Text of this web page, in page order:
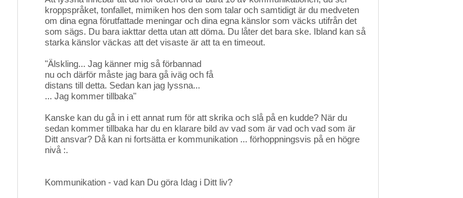
kroppspråket, tonfallet, mimiken hos den som talar och samtidigt är du medveten
om dina egna förutfattade meningar och dina egna känslor som väcks utifrån det
som sägs. Du bara iakttar detta utan att döma. Du låter det bara ske. Ibland kan så
starka känslor väckas att det visaste är att ta en timeout.
"Älskling... Jag känner mig så förbannad
nu och därför måste jag bara gå iväg och få
distans till detta. Sedan kan jag lyssna...
... Jag kommer tillbaka"
Kanske kan du gå in i ett annat rum för att skrika och slå på en kudde? När du
sedan kommer tillbaka har du en klarare bild av vad som är vad och vad som är
Ditt ansvar? Då kan ni fortsätta er kommunikation ... förhoppningsvis på en högre
nivå :.
Kommunikation - vad kan Du göra Idag i Ditt liv?